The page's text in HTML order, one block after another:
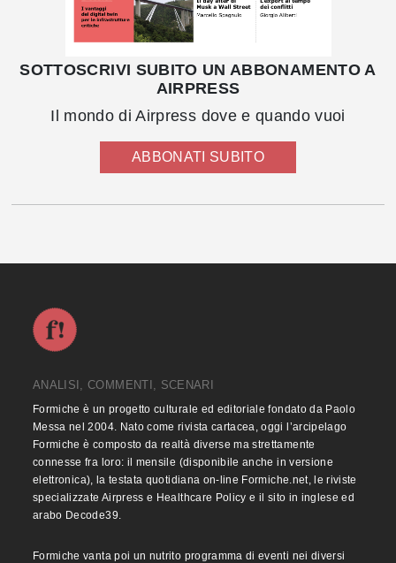
SOTTOSCRIVI SUBITO UN ABBONAMENTO A
AIRPRESS
Il mondo di Airpress dove e quando vuoi
ABBONATI SUBITO
ANALISI, COMMENTI, SCENARI
Formiche è un progetto culturale ed editoriale fondato da Paolo
Messa nel 2004. Nato come rivista cartacea, oggi l’arcipelago
Formiche è composto da realtà diverse ma strettamente
connesse fra loro: il mensile (disponibile anche in versione
elettronica), la testata quotidiana on-line Formiche.net, le riviste
specializzate Airpress e Healthcare Policy e il sito in inglese ed
arabo Decode39.
Formiche vanta poi un nutrito programma di eventi nei diversi